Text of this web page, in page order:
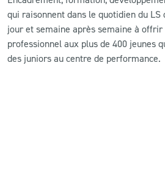
qui raisonnent dans le quotidien du LS
jour et semaine après semaine à
professionnel aux plus de 400 jeunes
des juniors au centre de performance.